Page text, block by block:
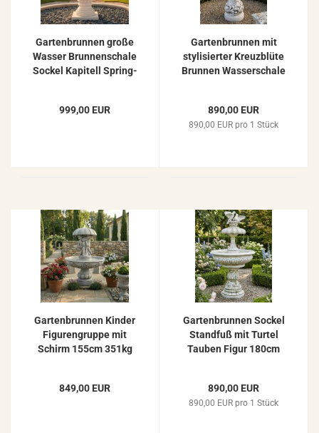
Gar­ten­brun­nen große
Was­ser Brun­nen­scha­le
So­ckel Ka­pi­tell Spring­
999,00 EUR
Gar­ten­brun­nen mit
sty­li­sier­ter Kreuz­blü­te
Brun­nen Was­ser­scha­le
890,00 EUR
890,00 EUR pro 1 Stück
Gartenbrunnen Kinder
Figurengruppe mit
Schirm 155cm 351kg
849,00 EUR
Gartenbrunnen Sockel
Standfuß mit Turtel
Tauben Figur 180cm
890,00 EUR
890,00 EUR pro 1 Stück